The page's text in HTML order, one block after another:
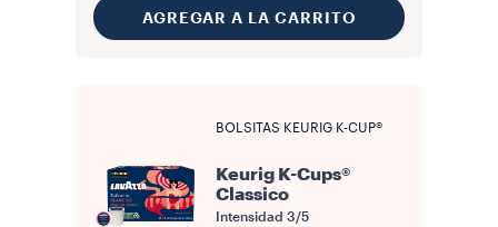
AGREGAR A LA CARRITO
BOLSITAS KEURIG K-CUP®
Keurig K-Cups®
Classico
Intensidad 3/5